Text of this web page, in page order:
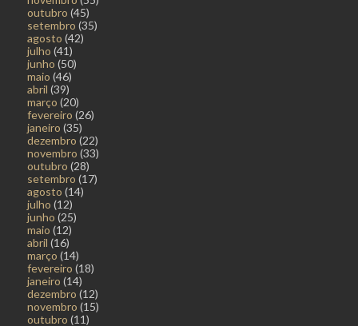
outubro (45)
setembro (35)
agosto (42)
julho (41)
junho (50)
maio (46)
abril (39)
março (20)
fevereiro (26)
janeiro (35)
dezembro (22)
novembro (33)
outubro (28)
setembro (17)
agosto (14)
julho (12)
junho (25)
maio (12)
abril (16)
março (14)
fevereiro (18)
janeiro (14)
dezembro (12)
novembro (15)
outubro (11)